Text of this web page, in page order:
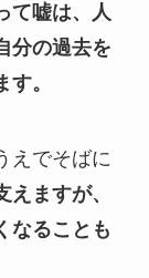
て嘘は、人
分の過去を
。
えでそばに
ますが、
なることも